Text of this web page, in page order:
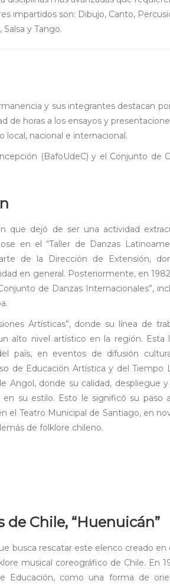
impartidos son: Dibujo, Canto,
y Tango.
y sus integrantes destacan
horas a los ensayos y
nacional e internacional.
(BafoUdeC) y el Conjunto de
que dejó de ser una actividad
en el “Taller de Danzas
de la Dirección de Extensión,
en general. Posteriormente, en
de Danzas Internacionales”,
Artísticas”, donde su línea de
alto nivel artístico en la región. Esta
país, en eventos de difusión
de Educación Artística y del Tiempo
Angol, donde su calidad, despliegue
su estilo. Esto le significó su paso
el Teatro Municipal de Santiago, en
de folklore chileno.
Chile, “Huenuicán”
busca rescatar este elenco creado
musical coreográfico de Chile. En
Educación, como una forma de